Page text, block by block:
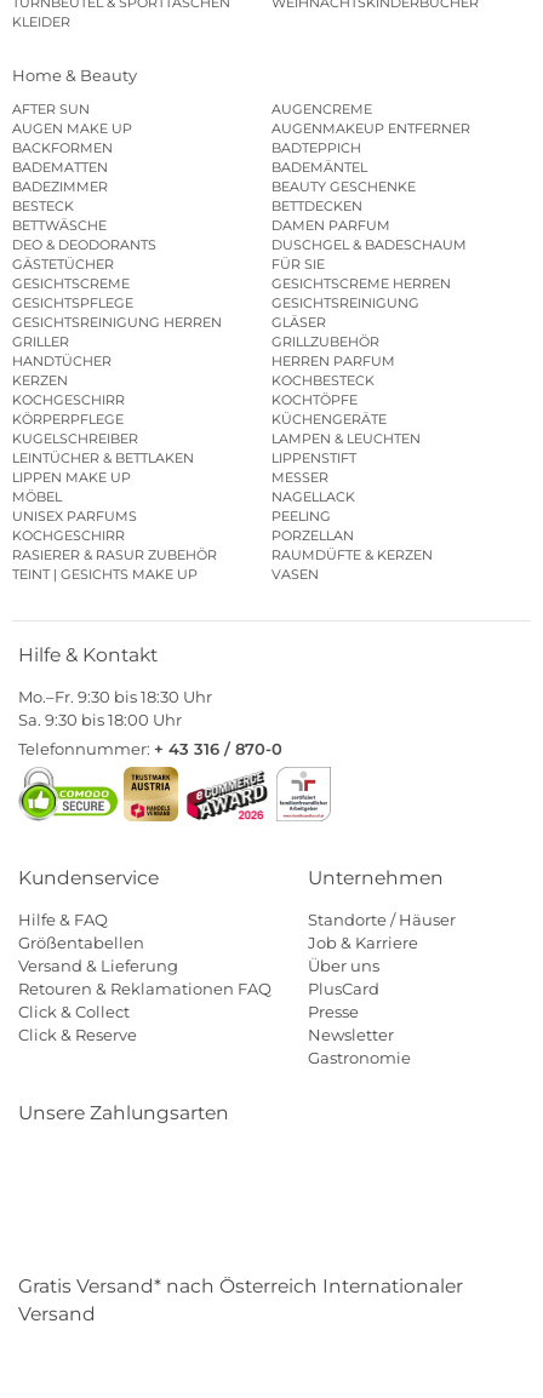
KLEIDER
Home & Beauty
AFTER SUN
AUGENCREME
AUGEN MAKE UP
AUGENMAKEUP ENTFERNER
BACKFORMEN
BADTEPPICH
BADEMATTEN
BADEMÄNTEL
BADEZIMMER
BEAUTY GESCHENKE
BESTECK
BETTDECKEN
BETTWÄSCHE
DAMEN PARFUM
DEO & DEODORANTS
DUSCHGEL & BADESCHAUM
GÄSTETÜCHER
FÜR SIE
GESICHTSCREME
GESICHTSCREME HERREN
GESICHTSPFLEGE
GESICHTSREINIGUNG
GESICHTSREINIGUNG HERREN
GLÄSER
GRILLER
GRILLZUBEHÖR
HANDTÜCHER
HERREN PARFUM
KERZEN
KOCHBESTECK
KOCHGESCHIRR
KOCHTÖPFE
KÖRPERPFLEGE
KÜCHENGERÄTE
KUGELSCHREIBER
LAMPEN & LEUCHTEN
LEINTÜCHER & BETTLAKEN
LIPPENSTIFT
LIPPEN MAKE UP
MESSER
MÖBEL
NAGELLACK
UNISEX PARFUMS
PEELING
KOCHGESCHIRR
PORZELLAN
RASIERER & RASUR ZUBEHÖR
RAUMDÜFTE & KERZEN
TEINT | GESICHTS MAKE UP
VASEN
Hilfe & Kontakt
Mo.–Fr. 9:30 bis 18:30 Uhr
Sa. 9:30 bis 18:00 Uhr
Telefonnummer: + 43 316 / 870-0
Kundenservice
Hilfe & FAQ
Größentabellen
Versand & Lieferung
Retouren & Reklamationen FAQ
Click & Collect
Click & Reserve
Unternehmen
Standorte / Häuser
Job & Karriere
Über uns
PlusCard
Presse
Newsletter
Gastronomie
Unsere Zahlungsarten
Gratis Versand* nach Österreich Internationaler
Versand